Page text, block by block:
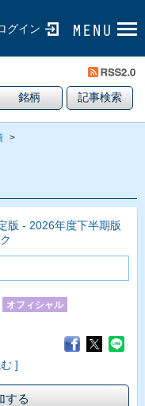
グイン
>
版 - 2026年度下半期版
オフィシャル
]
する